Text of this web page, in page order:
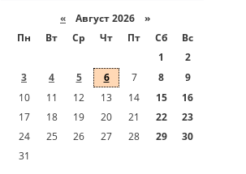
« Август 2026 »
Пн
Вт Ср Чт Пт Сб
Вс
1
2
3
4 5 6 7 8
9
10
11 12 13 14 15
16
17
18 19 20 21 22
23
24
25 26 27 28 29
30
31